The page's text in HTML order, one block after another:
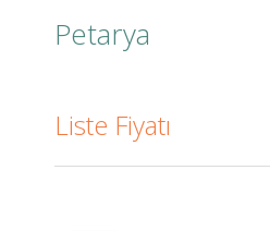
Petarya
Liste Fiyatı